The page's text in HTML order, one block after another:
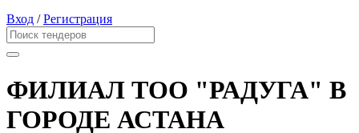
Вход /Регистрация
ФИЛИАЛ ТОО "РАДУГА" В
ГОРОДЕ АСТАНА